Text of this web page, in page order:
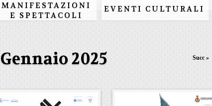
MANIFESTAZIONI
E SPETTACOLI
EVENTI CULTURALI
Gennaio 2025 Succ »